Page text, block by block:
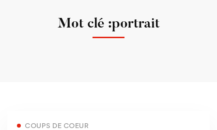
Mot clé :portrait
COUPS DE COEUR